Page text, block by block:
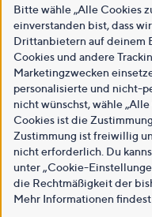
Bitte wähle „Alle Cookies
einverstanden bist, dass
Drittanbietern auf deinem
Cookies und andere
Marketingzwecken
personalisierte und nicht-
nicht wünschst, wähle
Cookies ist die
Zustimmung ist freiwillig
nicht erforderlich. Du
unter „Cookie-
die Rechtmäßigkeit der
Mehr Informationen